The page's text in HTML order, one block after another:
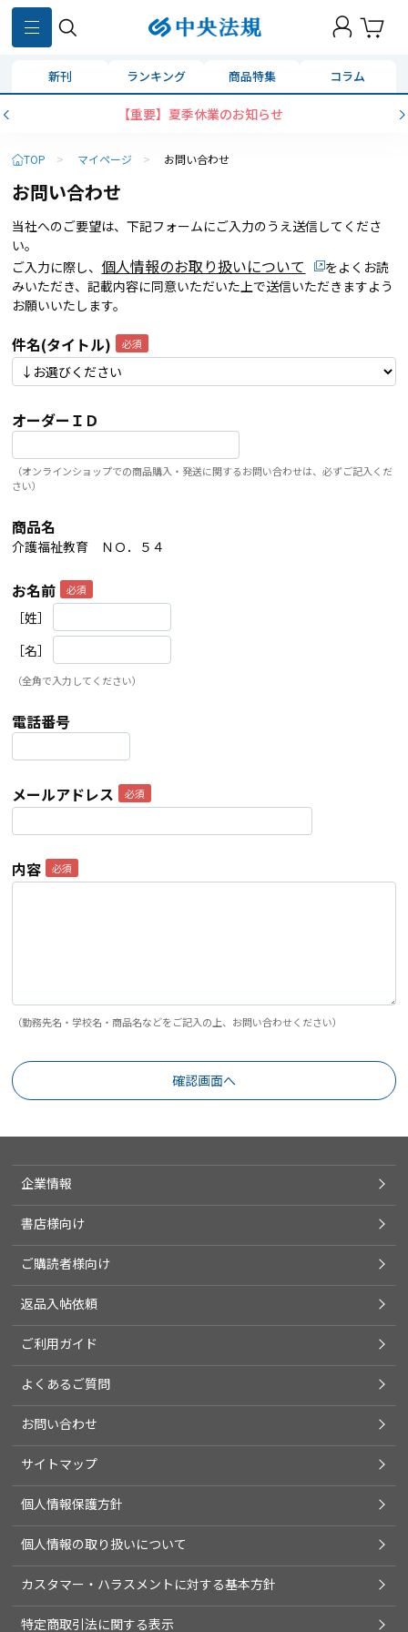
新刊 ランキング 商品特集 コラム
【重要】夏季休業のお知らせ
TOP > マイページ > お問い合わせ
お問い合わせ
当社へのご要望は、下記フォームにご入力のうえ送信してくださ
い。
ご入力に際し、 個人情報のお取り扱いについて
をよくお読
みいただき、記載内容に同意いただいた上で送信いただきますよう
お願いいたします。
件名(タイトル)
オーダーＩＤ
（オンラインショップでの商品購入・発送に関するお問い合わせは、必ずご記入くだ
さい）
商品名
介護福祉教育 ＮＯ．５４
お名前
［姓］
［名］
（全角で入力してください）
電話番号
メールアドレス
内容
（勤務先名・学校名・商品名などをご記入の上、お問い合わせください）
企業情報
書店様向け
ご購読者様向け
返品入帖依頼
ご利用ガイド
よくあるご質問
お問い合わせ
サイトマップ
個人情報保護方針
個人情報の取り扱いについて
カスタマー・ハラスメントに対する基本方針
特定商取引法に関する表示